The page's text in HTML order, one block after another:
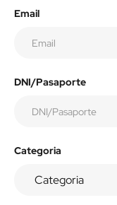
Email
DNI/Pasaporte
Categoria